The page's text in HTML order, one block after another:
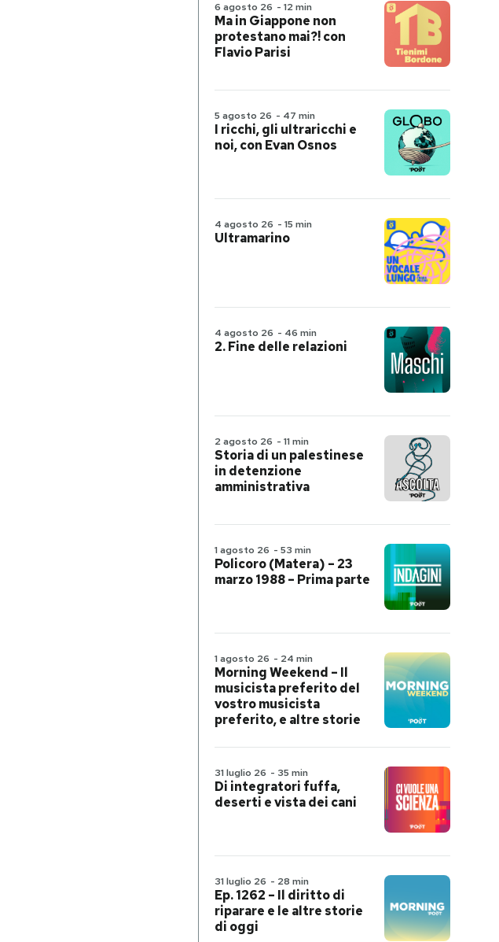
6 agosto 26 - 12 min
Ma in Giappone non
protestano mai?! con
Flavio Parisi
5 agosto 26 - 47 min
I ricchi, gli ultraricchi e
noi, con Evan Osnos
4 agosto 26 - 15 min
Ultramarino
4 agosto 26 - 46 min
2. Fine delle relazioni
2 agosto 26 - 11 min
Storia di un palestinese
in detenzione
amministrativa
1 agosto 26 - 53 min
Policoro (Matera) – 23
marzo 1988 – Prima parte
1 agosto 26 - 24 min
Morning Weekend – Il
musicista preferito del
vostro musicista
preferito, e altre storie
31 luglio 26 - 35 min
Di integratori fuffa,
deserti e vista dei cani
31 luglio 26 - 28 min
Ep. 1262 – Il diritto di
riparare e le altre storie
di oggi